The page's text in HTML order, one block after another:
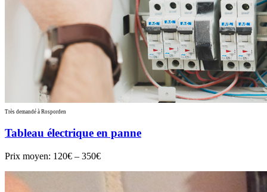
Très demandé à Rosporden
Tableau électrique en panne
Prix moyen: 120€ – 350€